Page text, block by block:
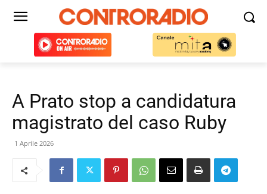
A Prato stop a candidatura
magistrato del caso Ruby
1 Aprile 2026